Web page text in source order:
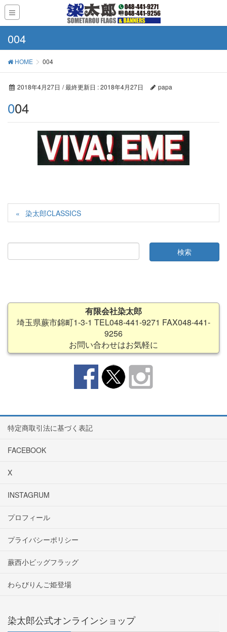
004
HOME 004
2018年4月27日 / 最終更新日 :2018年4月27日 papa
004
染太郎CLASSICS
有限会社染太郎
埼玉県蕨市錦町1-3-1 TEL048-441-9271 FAX048-441-
9256
お問い合わせはお気軽に
特定商取引法に基づく表記
FACEBOOK
X
INSTAGRUM
プロフィール
プライバシーポリシー
蕨西小ビッグフラッグ
わらびりんご姫登場
染太郎公式オンラインショップ